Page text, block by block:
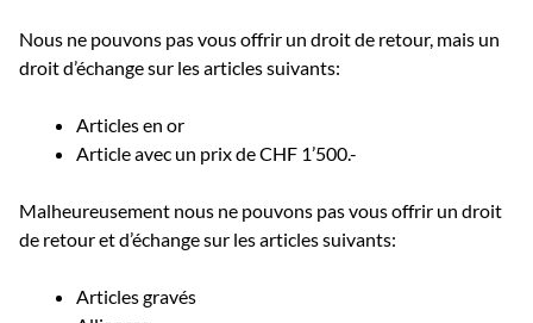
Nous ne pouvons pas vous offrir un droit de retour, mais un
droit d’échange sur les articles suivants:
Articles en or
Article avec un prix de CHF 1’500.-
Malheureusement nous ne pouvons pas vous offrir un droit
de retour et d’échange sur les articles suivants:
Articles gravés